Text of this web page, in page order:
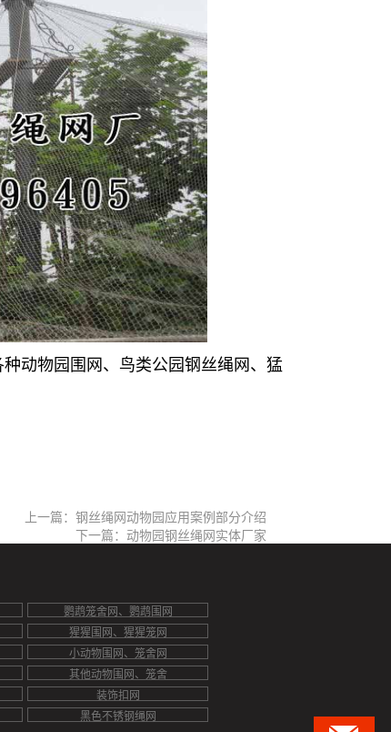
动物园围网、鸟类公园钢丝绳网、猛
上一篇：钢丝绳网动物园应用案例部分介绍
下一篇：动物园钢丝绳网实体厂家
鹦鹉笼舍网、鹦鹉围网
猩猩围网、猩猩笼网
小动物围网、笼舍网
其他动物围网、笼舍
装饰扣网
黑色不锈钢绳网